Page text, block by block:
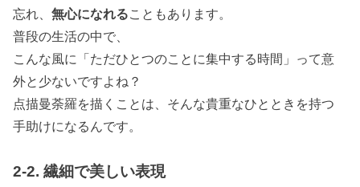
忘れ、無心になれることもあります。
普段の生活の中で、
こんな風に「ただひとつのことに集中する時間」って意
外と少ないですよね？
点描曼荼羅を描くことは、そんな貴重なひとときを持つ
手助けになるんです。
2-2. 繊細で美しい表現